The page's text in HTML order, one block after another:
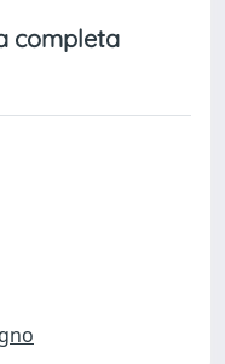
completa